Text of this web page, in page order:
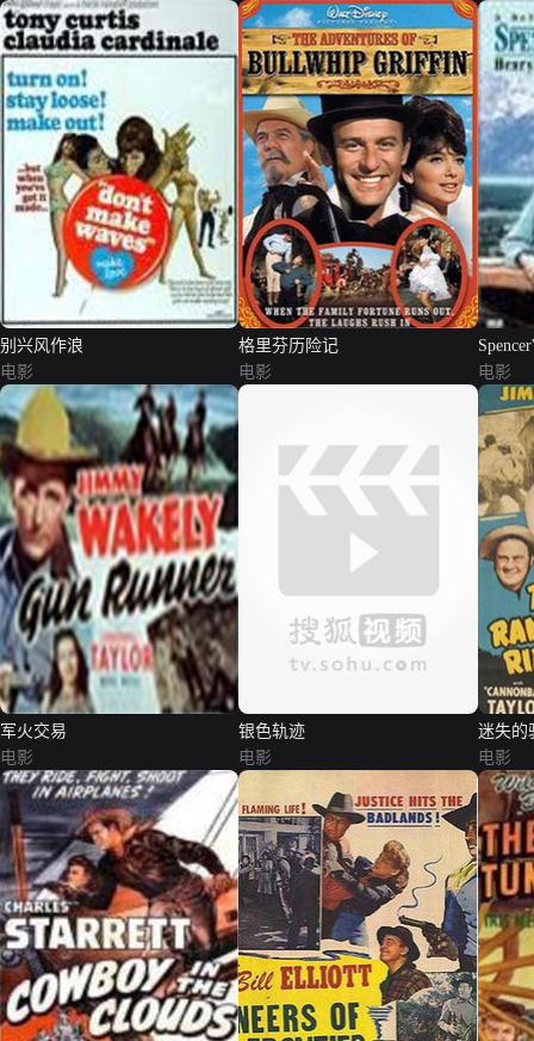
别兴风作浪
电影
格里芬历险记
电影
电影
军火交易
电影
银色轨迹
电影
迷失的
电影